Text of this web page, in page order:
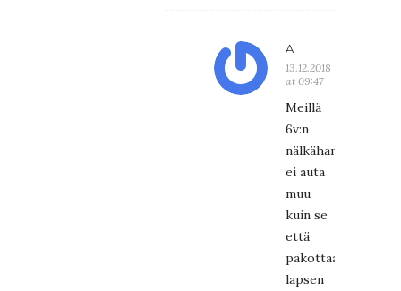
A
13.12.2018
at 09:47
Meillä
6v:n
nälkäharmitukseen
ei auta
muu
kuin se
että
pakottaa(*)
lapsen